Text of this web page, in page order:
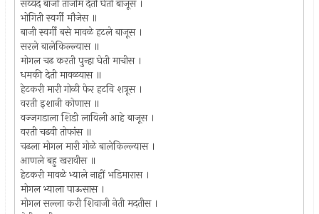
सय्यद बाजी ताजीम देती घेती बाजूस ।
भोगिती स्वर्गी मौजेस ॥
बाजी स्वर्गी बसे मावळे हटले बाजूस ।
सरले बालेकिल्ल्यास ॥
मोगल चढ करती पुन्हा घेती माचीस ।
धमकी देती मावळयास ॥
हेटकरी मारी गोळी फेर हटवि शत्रूस ।
वरती इशानी कोणास ॥
वज्जगडाला शिडी लाविली आहे बाजूस ।
वरती चढवी तोफांस ॥
चढला मोगल मारी गोळे बालेकिल्ल्यास ।
आणले बहु खरावीस ॥
हेटकरी मावळे भ्याले नाहीं भडिमारास ।
मोगल भ्याला पाऊसास ।
मोगल सल्ला करी शिवाजी नेती मदतीस ।